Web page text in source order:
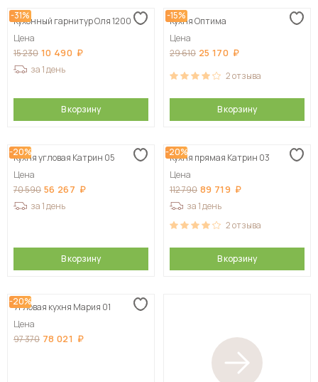
-31%
Кухонный гарнитур Оля 1200
Цена
15 230 10 490
за 1 день
В корзину
-15%
Кухня Оптима
Цена
29 610 25 170
2отзыва
В корзину
-20%
Кухня угловая Катрин 05
Цена
70 590 56 267
за 1 день
В корзину
-20%
Кухня прямая Катрин 03
Цена
112 790 89 719
за 1 день
2отзыва
В корзину
-20%
Угловая кухня Мария 01
Цена
97 370 78 021